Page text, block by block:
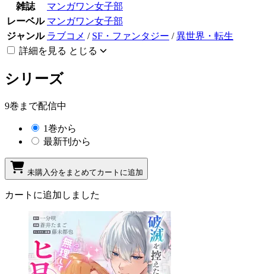
雑誌
マンガワン女子部
レーベル マンガワン女子部
ジャンル ラブコメ / SF・ファンタジー /異世界・転生
詳細を見る とじる
シリーズ
9巻まで配信中
1巻から
最新刊から
未購入分をまとめてカートに追加
カートに追加しました